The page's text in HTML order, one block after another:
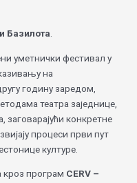
Базилота
уметнички фестивал у
на
годину заредом,
театра заједнице,
заговарајући конкретне
процеси први пут
културе.
кроз програм CERV –